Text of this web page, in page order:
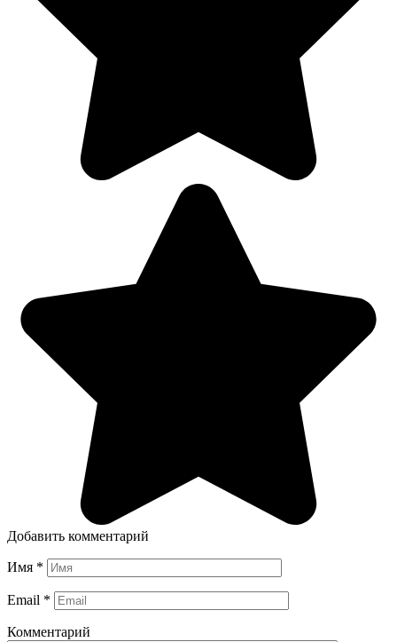
Добавить комментарий
Имя *
Email *
Комментарий